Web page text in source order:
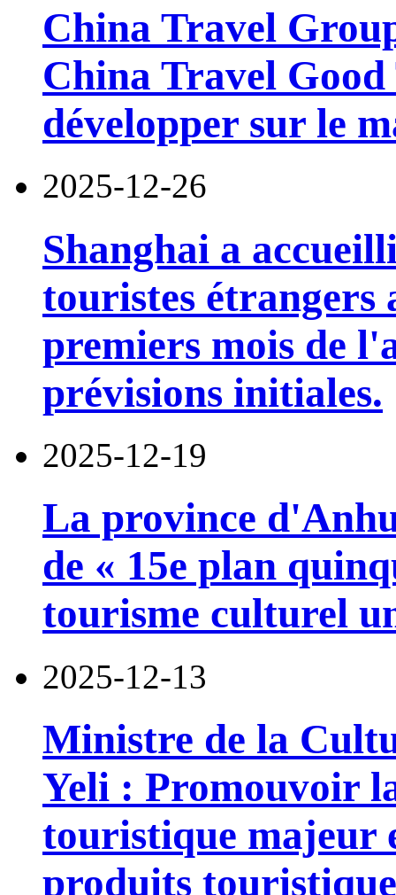
China Travel
China Travel Good
développer sur le
2025-12-26
Shanghai a
touristes étrangers
premiers mois de
prévisions initiales.
2025-12-19
La province
de « 15e plan
tourisme culturel
2025-12-13
Ministre de la
Yeli : Promouvoir
touristique majeur
produits